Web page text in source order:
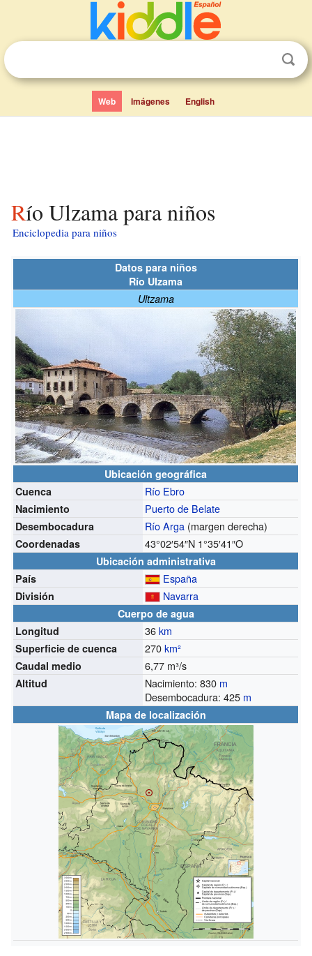
Web Imágenes English
Río Ulzama para niños
Enciclopedia para niños
Datos para niños
Río Ulzama
Ultzama
Ubicación geográfica
Cuenca
Río Ebro
Nacimiento Puerto de Belate
Desembocadura Río Arga (margen derecha)
Coordenadas 43°02′54″N 1°35′41″O
Ubicación administrativa
País
España
División Navarra
Cuerpo de agua
Longitud
36km
Superficie de cuenca 270km²
Caudal medio 6,77 m³/s
Altitud Nacimiento: 830 m
Desembocadura: 425 m
Mapa de localización